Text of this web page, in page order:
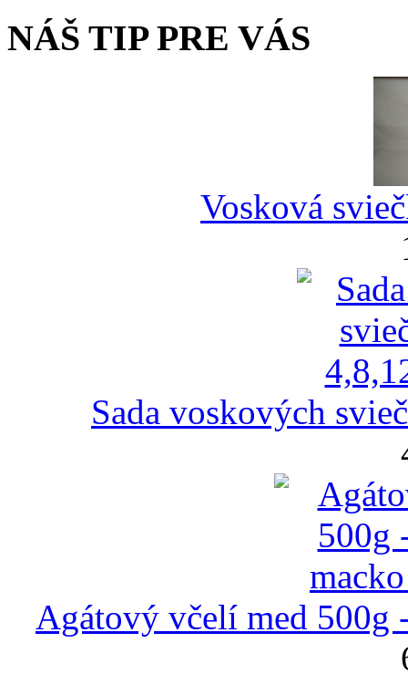
NÁŠ TIP PRE VÁS
Vosková
Sada voskových
Agátový včelí med 500g